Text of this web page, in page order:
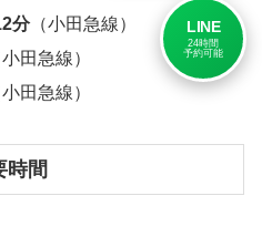
分（小田急線）
田急線）
田急線）
時間
LINE
24時間
予約可能